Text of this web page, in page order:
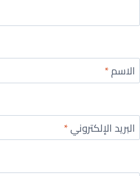
الاسم*
البريد الإلكتروني*